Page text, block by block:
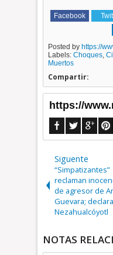
Facebook
Posted by https://
Labels:Choques,
Muertos
Compartir:
https://
Siguente
“Simpatizantes”
reclaman
de agresor de
Guevara;
Nezahualcóyotl
NOTAS